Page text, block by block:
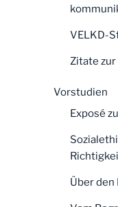
VELKD-
Zitate
Vorstudien
Exposé
Über